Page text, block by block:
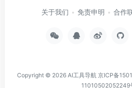
关于我们 免责申明 合作
Copyright © 2026 AI工具导航 京ICP备
11010502052249